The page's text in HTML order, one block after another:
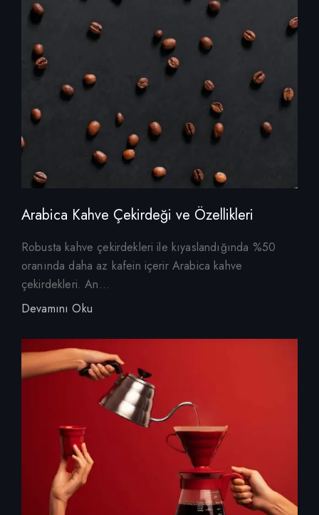
Arabica Kahve Çekirdeği ve Özellikleri
Robusta kahve çekirdekleri ile kıyaslandığında %50
oranında daha az kafein içerir Arabica kahve
çekirdekleri. An...
Devamını Oku